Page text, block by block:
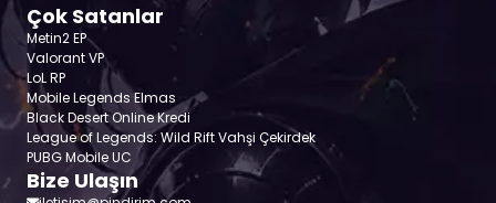
Çok Satanlar
Metin2 EP
Valorant VP
LoL RP
Mobile Legends Elmas
Black Desert Online Kredi
League of Legends: Wild Rift Vahşi Çekirdek
PUBG Mobile UC
Bize Ulaşın